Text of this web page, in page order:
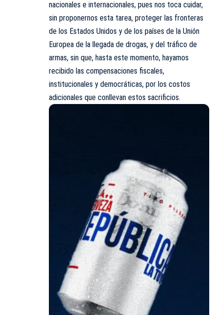
nacionales e internacionales, pues nos toca cuidar,
sin proponernos esta tarea, proteger las fronteras
de los Estados Unidos y de los países de la Unión
Europea de la llegada de drogas, y del tráfico de
armas, sin que, hasta este momento, hayamos
recibido las compensaciones fiscales,
institucionales y democráticas, por los costos
adicionales que conllevan estos sacrificios.